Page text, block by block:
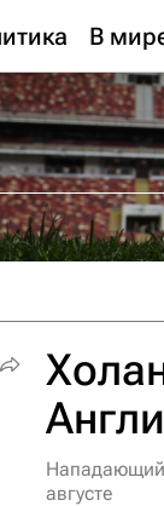
В
Нападающий
августе